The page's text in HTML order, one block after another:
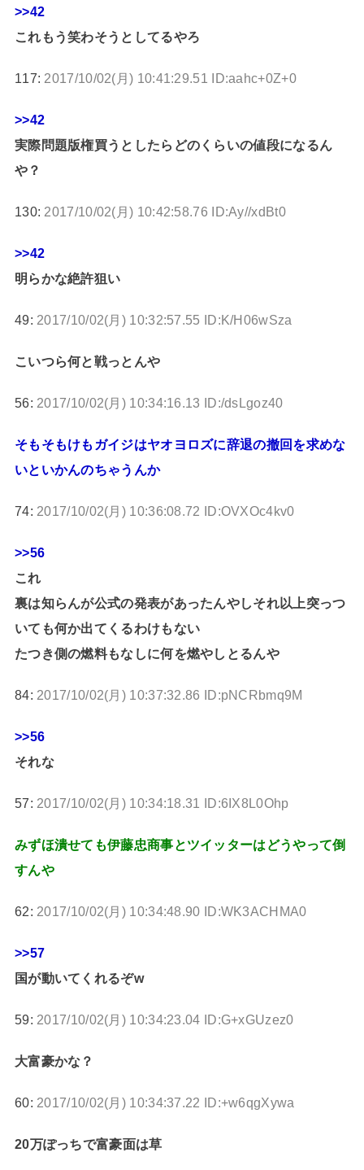
>>42
これもう笑わそうとしてるやろ
117: 2017/10/02(月) 10:41:29.51 ID:aahc+0Z+0
>>42
実際問題版権買うとしたらどのくらいの値段になるん
や？
130: 2017/10/02(月) 10:42:58.76 ID:Ay//xdBt0
>>42
明らかな絶許狙い
49: 2017/10/02(月) 10:32:57.55 ID:K/H06wSza
こいつら何と戦っとんや
56: 2017/10/02(月) 10:34:16.13 ID:/dsLgoz40
そもそもけもガイジはヤオヨロズに辞退の撤回を求めな
いといかんのちゃうんか
74: 2017/10/02(月) 10:36:08.72 ID:OVXOc4kv0
>>56
これ
裏は知らんが公式の発表があったんやしそれ以上突っつ
いても何か出てくるわけもない
たつき側の燃料もなしに何を燃やしとるんや
84: 2017/10/02(月) 10:37:32.86 ID:pNCRbmq9M
>>56
それな
57: 2017/10/02(月) 10:34:18.31 ID:6IX8L0Ohp
みずほ潰せても伊藤忠商事とツイッターはどうやって倒
すんや
62: 2017/10/02(月) 10:34:48.90 ID:WK3ACHMA0
>>57
国が動いてくれるぞw
59: 2017/10/02(月) 10:34:23.04 ID:G+xGUzez0
大富豪かな？
60: 2017/10/02(月) 10:34:37.22 ID:+w6qgXywa
20万ぽっちで富豪面は草